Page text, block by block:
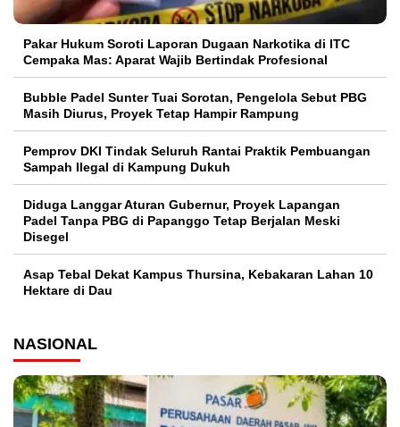
Pakar Hukum Soroti Laporan Dugaan Narkotika di ITC
Cempaka Mas: Aparat Wajib Bertindak Profesional
Bubble Padel Sunter Tuai Sorotan, Pengelola Sebut PBG
Masih Diurus, Proyek Tetap Hampir Rampung
Pemprov DKI Tindak Seluruh Rantai Praktik Pembuangan
Sampah Ilegal di Kampung Dukuh
Diduga Langgar Aturan Gubernur, Proyek Lapangan
Padel Tanpa PBG di Papanggo Tetap Berjalan Meski
Disegel
Asap Tebal Dekat Kampus Thursina, Kebakaran Lahan 10
Hektare di Dau
NASIONAL